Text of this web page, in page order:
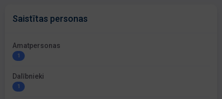
Saistītas personas
Amatpersonas
1
Dalībnieki
1